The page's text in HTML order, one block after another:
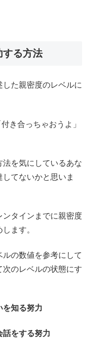
する方法
た親密度のレベルに
き合っちゃおうよ」
を気にしているあな
てないかと思いま
タインまでに親密度
ます。
の数値を参考にして
次のレベルの状態にす
を知る努力
話をする努力